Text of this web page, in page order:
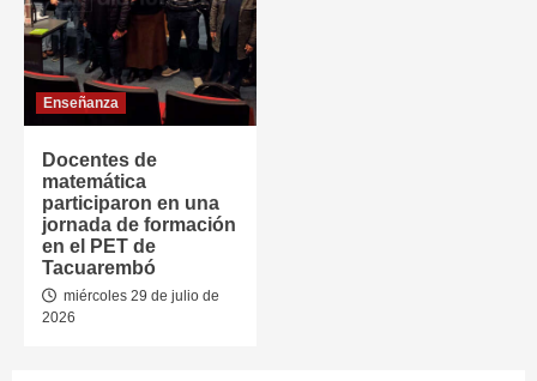
Enseñanza
Docentes de
matemática
participaron en una
jornada de formación
en el PET de
Tacuarembó
miércoles 29 de julio de
2026